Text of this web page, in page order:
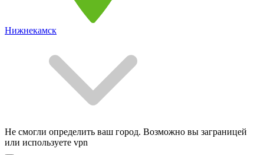
Нижнекамск
Не смогли определить ваш город. Возможно вы заграницей
или используете vpn